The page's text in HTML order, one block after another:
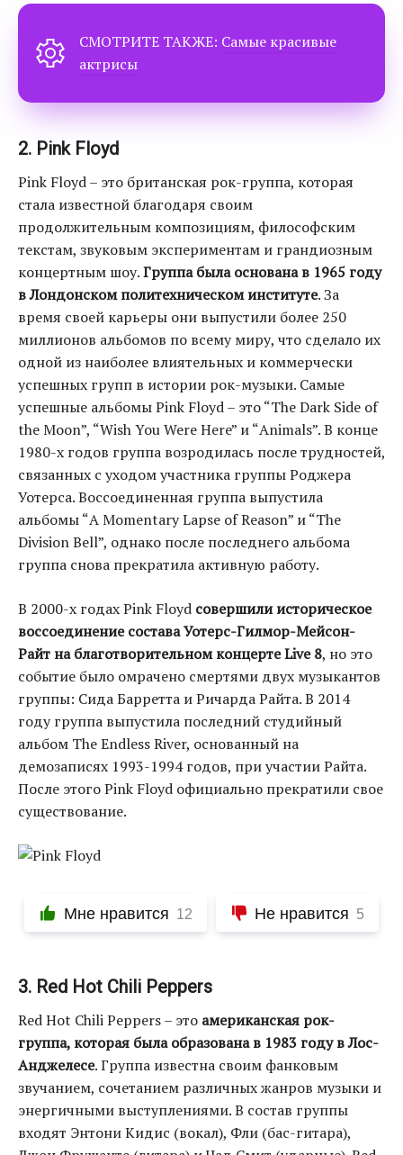
СМОТРИТЕ ТАКЖЕ: Самые красивые
актрисы
2. Pink Floyd
Pink Floyd – это британская рок-группа, которая
стала известной благодаря своим
продолжительным композициям, философским
текстам, звуковым экспериментам и грандиозным
концертным шоу.Группа была основана в 1965 году
в Лондонском политехническом институте. За
время своей карьеры они выпустили более 250
миллионов альбомов по всему миру, что сделало их
одной из наиболее влиятельных и коммерчески
успешных групп в истории рок-музыки. Самые
успешные альбомы Pink Floyd – это “The Dark Side of
the Moon”, “Wish You Were Here” и “Animals”. В конце
1980-х годов группа возродилась после трудностей,
связанных с уходом участника группы Роджера
Уотерса. Воссоединенная группа выпустила
альбомы “A Momentary Lapse of Reason” и “The
Division Bell”, однако после последнего альбома
группа снова прекратила активную работу.
В 2000-х годах Pink Floyd совершили историческое
воссоединение состава Уотерс-Гилмор-Мейсон-
Райт на благотворительном концерте Live 8, но это
событие было омрачено смертями двух музыкантов
группы: Сида Барретта и Ричарда Райта. В 2014
году группа выпустила последний студийный
альбом The Endless River, основанный на
демозаписях 1993-1994 годов, при участии Райта.
После этого Pink Floyd официально прекратили свое
существование.
Мне нравится 12 Не нравится 5
3. Red Hot Chili Peppers
Red Hot Chili Peppers – это американская рок-
группа, которая была образована в 1983 году в Лос-
Анджелесе. Группа известна своим фанковым
звучанием, сочетанием различных жанров музыки и
энергичными выступлениями. В состав группы
входят Энтони Кидис (вокал), Фли (бас-гитара),